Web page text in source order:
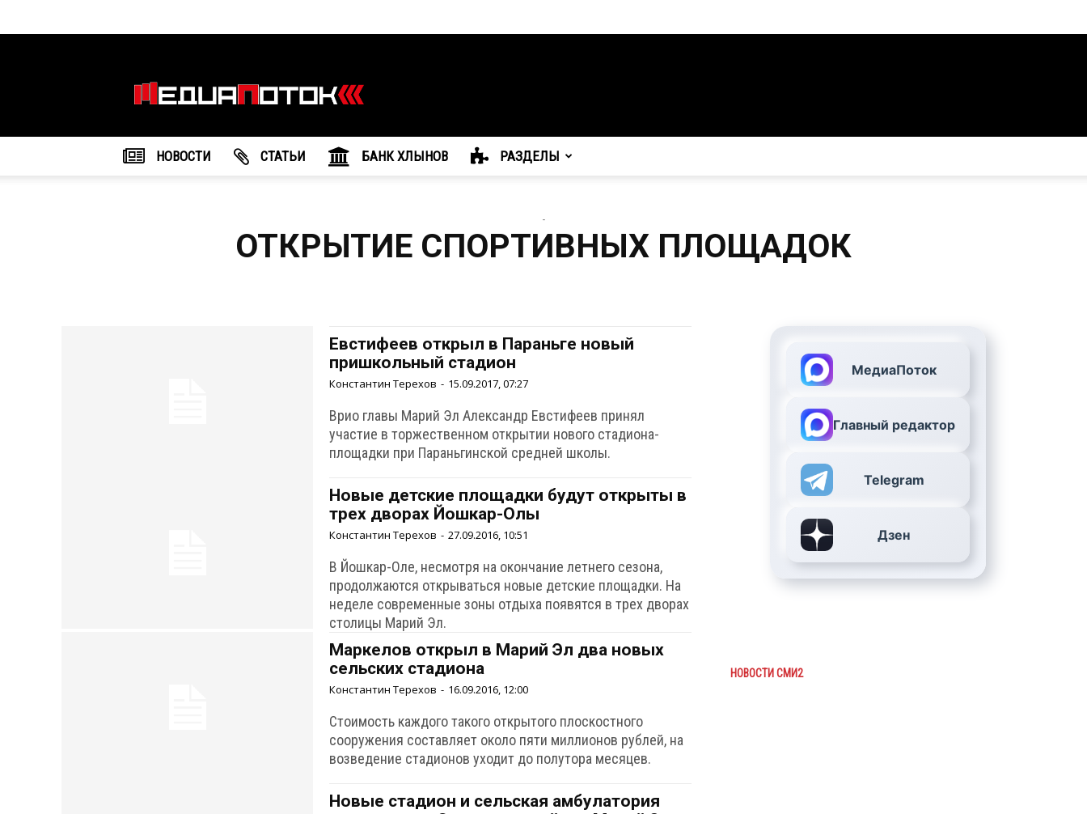
агентство
"МедиаПоток"
НОВОСТИ CТАТЬИ БАНК ХЛЫНОВ РАЗДЕЛЫ
-
ОТКРЫТИЕ СПОРТИВНЫХ ПЛОЩАДОК
Евстифеев открыл в Параньге новый
пришкольный стадион
Константин Терехов - 15.09.2017, 07:27
Врио главы Марий Эл Александр Евстифеев принял
участие в торжественном открытии нового стадиона-
площадки при Параньгинской средней школы.
Новые детские площадки будут открыты в
трех дворах Йошкар-Олы
Константин Терехов - 27.09.2016, 10:51
В Йошкар-Оле, несмотря на окончание летнего сезона,
продолжаются открываться новые детские площадки. На
неделе современные зоны отдыха появятся в трех дворах
столицы Марий Эл.
Маркелов открыл в Марий Эл два новых
сельских стадиона
Константин Терехов - 16.09.2016, 12:00
Стоимость каждого такого открытого плоскостного
сооружения составляет около пяти миллионов рублей, на
возведение стадионов уходит до полутора месяцев.
Новые стадион и сельская амбулатория
МедиаПоток
Главный редактор
Telegram
Дзен
НОВОСТИ СМИ2